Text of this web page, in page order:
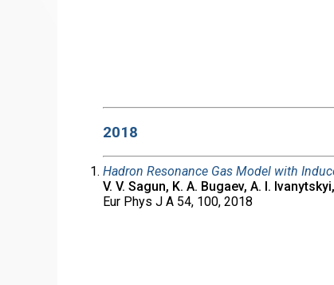
2018
Hadron Resonance Gas Model with
V. V. Sagun, K. A. Bugaev, A. I.
Eur Phys J A 54, 100, 2018